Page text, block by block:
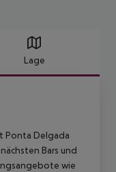
Lage
Ponta Delgada
Bars und
wie